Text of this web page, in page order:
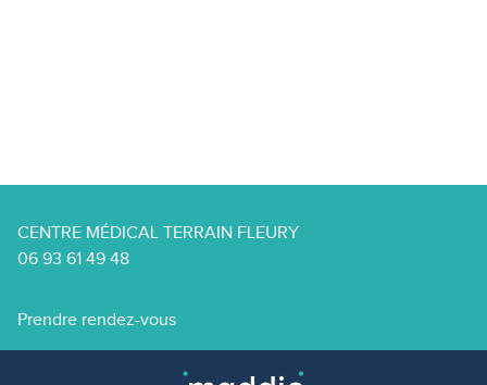
CENTRE MÉDICAL TERRAIN FLEURY
06 93 61 49 48
Prendre rendez-vous